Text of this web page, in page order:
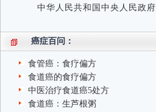
中华人民共和国中央人民政府
癌症百问：
食管癌：食疗偏方
食道癌的食疗偏方
中医治疗食道癌5处方
食道癌：生芦根粥